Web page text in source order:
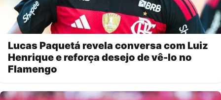
Lucas Paquetá revela conversa com Luiz
Henrique e reforça desejo de vê-lo no
Flamengo